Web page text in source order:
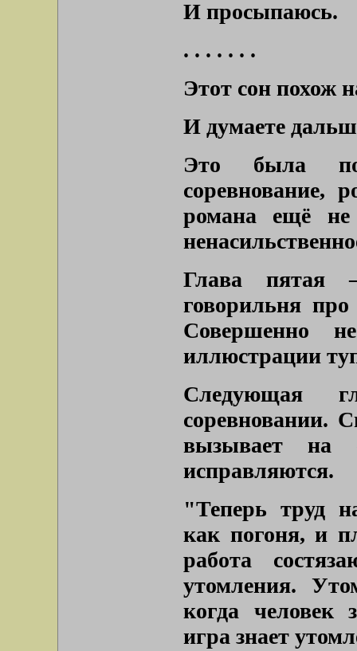
И просыпаюсь.
. . . . . . .
Этот сон похож
И думаете
Это была
соревнование,
романа ещё
Глава пятая
говорильня
Совершенно
иллюстрации
Следующая
соревновании.
вызывает на
исправляются.
"Теперь труд
как погоня, и
работа
утомления.
когда человек
игра знает